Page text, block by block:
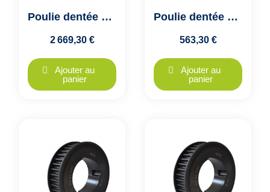
Poulie dentée HTD 14M - 144 dents - largeur 170mm - moyeu 5050
2 669,30 €
Ajouter au
panier
Poulie dentée HTD 14M - 144 dents - largeur 40mm - moyeu 3020
563,30 €
Ajouter au
panier